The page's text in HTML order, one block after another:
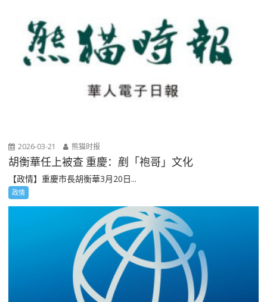
2026-03-21 熊猫时报
胡衡華任上被查 重慶：剷「袍哥」文化
【政情】重慶市長胡衡華3月20日...
政情